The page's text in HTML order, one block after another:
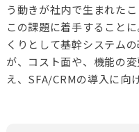
う動きが社内で生まれた
この課題に着手すること
くりとして基幹システム
が、コスト面や、機能の
え、SFA/CRMの導入に向